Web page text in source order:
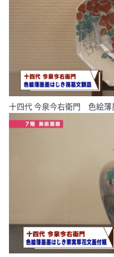
十四代 今泉今右衛門 色絵薄